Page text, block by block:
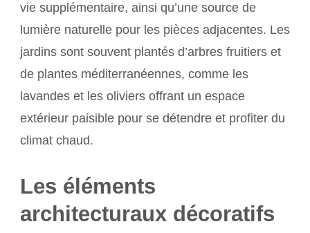
vie supplémentaire, ainsi qu’une source de
lumière naturelle pour les pièces adjacentes. Les
jardins sont souvent plantés d’arbres fruitiers et
de plantes méditerranéennes, comme les
lavandes et les oliviers offrant un espace
extérieur paisible pour se détendre et profiter du
climat chaud.
Les éléments
architecturaux décoratifs